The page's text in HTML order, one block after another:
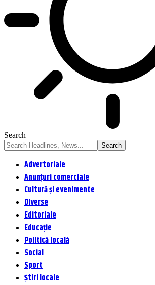
Search
Advertoriale
Anunțuri comerciale
Cultură și evenimente
Diverse
Editoriale
Educație
Politică locală
Social
Sport
Știri locale